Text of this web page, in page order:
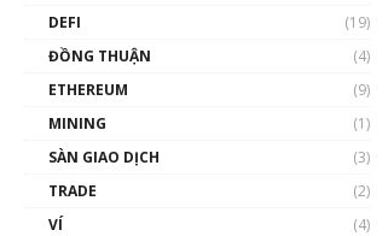
DEFI
(19)
ĐỒNG THUẬN
(4)
ETHEREUM
(9)
MINING
(1)
SÀN GIAO DỊCH
(3)
TRADE
(2)
VÍ
(4)